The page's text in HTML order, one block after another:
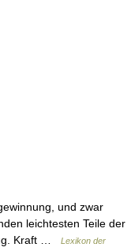
und zwar
leichtesten Teile der
Kraft …
Lexikon der